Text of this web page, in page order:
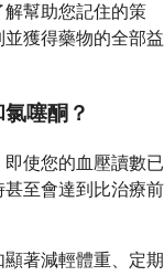
幫助您記住的策
獲得藥物的全部益
噻酮？
使您的血壓讀數已
至會達到比治療前
著減輕體重、定期